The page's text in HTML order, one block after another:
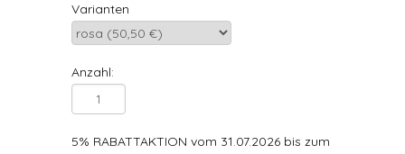
Varianten
Anzahl:
5% RABATTAKTION vom 31.07.2026 bis zum